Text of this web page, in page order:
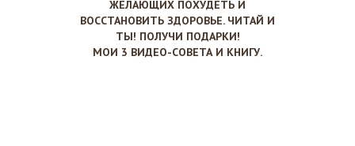
ЖЕЛАЮЩИХ ПОХУДЕТЬ И
ВОССТАНОВИТЬ ЗДОРОВЬЕ. ЧИТАЙ И
ТЫ! ПОЛУЧИ ПОДАРКИ!
МОИ 3 ВИДЕО-СОВЕТА И КНИГУ.